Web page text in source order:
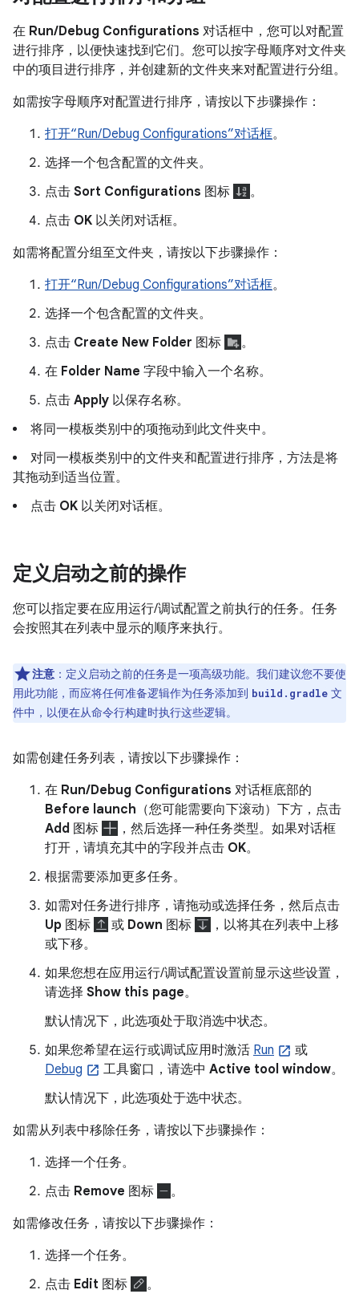
在 Run/Debug Configurations 对话框中，您可以对配置
进行排序，以便快速找到它们。您可以按字母顺序对文件夹
中的项目进行排序，并创建新的文件夹来对配置进行分组。
如需按字母顺序对配置进行排序，请按以下步骤操作：
打开“Run/Debug Configurations”对话框。
选择一个包含配置的文件夹。
点击 Sort Configurations 图标
。
点击 OK 以关闭对话框。
如需将配置分组至文件夹，请按以下步骤操作：
打开“Run/Debug Configurations”对话框。
选择一个包含配置的文件夹。
点击 Create New Folder 图标
。
在 Folder Name 字段中输入一个名称。
点击 Apply 以保存名称。
将同一模板类别中的项拖动到此文件夹中。
对同一模板类别中的文件夹和配置进行排序，方法是将
其拖动到适当位置。
点击 OK 以关闭对话框。
定义启动之前的操作
您可以指定要在应用运行/调试配置之前执行的任务。任务
会按照其在列表中显示的顺序来执行。
注意 ：定义启动之前的任务是一项高级功能。我们建议您不要使
用此功能，而应将任何准备逻辑作为任务添加到 build.gradle 文
件中，以便在从命令行构建时执行这些逻辑。
如需创建任务列表，请按以下步骤操作：
在 Run/Debug Configurations 对话框底部的
Before launch （您可能需要向下滚动）下方，点击
Add 图标
，然后选择一种任务类型。如果对话框
打开，请填充其中的字段并点击 OK。
根据需要添加更多任务。
如需对任务进行排序，请拖动或选择任务，然后点击
Up 图标 或 Down 图标
，以将其在列表中上移
或下移。
如果您想在应用运行/调试配置设置前显示这些设置，
请选择 Show this page。
默认情况下，此选项处于取消选中状态。
如果您希望在运行或调试应用时激活 Run
或
Debug
工具窗口，请选中 Active tool window。
默认情况下，此选项处于选中状态。
如需从列表中移除任务，请按以下步骤操作：
选择一个任务。
点击 Remove 图标
。
如需修改任务，请按以下步骤操作：
选择一个任务。
点击 Edit 图标
。